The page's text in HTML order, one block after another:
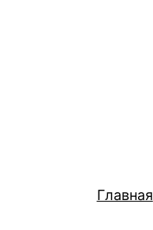
Главная